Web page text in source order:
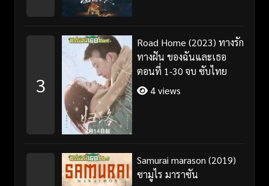
3
Road Home (2023) ทางรัก
ทางฝัน ของฉันและเธอ
ตอนที่ 1-30 จบ ซับไทย
4 views
Samurai marason (2019)
ซามูไร มาราซัน